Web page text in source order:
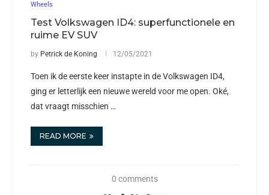
Wheels
Test Volkswagen ID4: superfunctionele en
ruime EV SUV
by Petrick de Koning 12/05/2021
Toen ik de eerste keer instapte in de Volkswagen ID4,
ging er letterlijk een nieuwe wereld voor me open. Oké,
dat vraagt misschien …
READ MORE
0 comments